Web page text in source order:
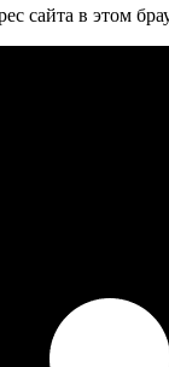
сайта в этом